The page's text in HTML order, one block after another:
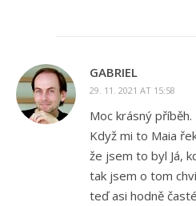
GABRIEL
29. 11. 2021 AT 15:58
Moc krásný příběh.
Když mi to Maia
že jsem to byl Já,
tak jsem o tom
teď asi hodně